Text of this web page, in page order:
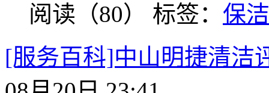
阅读（80） 标签： 保
[服务百科]中山明捷清洁